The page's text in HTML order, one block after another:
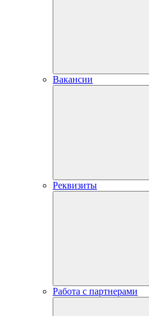
Вакансии
Реквизиты
Работа с партнерами